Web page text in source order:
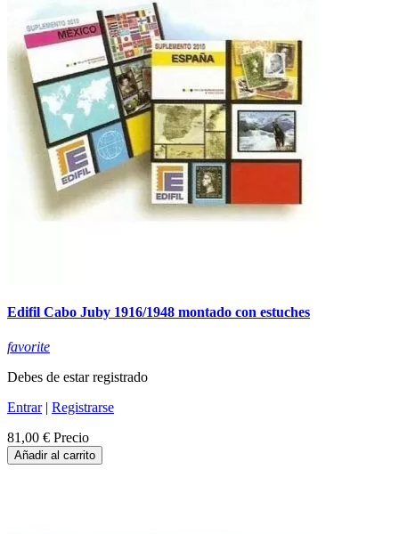
Edifil Cabo Juby 1916/1948 montado con estuches
favorite
Debes de estar registrado
Entrar| Registrarse
81,00 € Precio
Añadir al carrito